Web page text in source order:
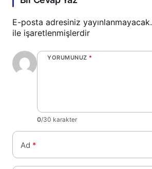
E-posta adresiniz yayınlanmayacak.
ile işaretlenmişlerdir
YORUMUNUZ *
0/30 karakter
Ad *